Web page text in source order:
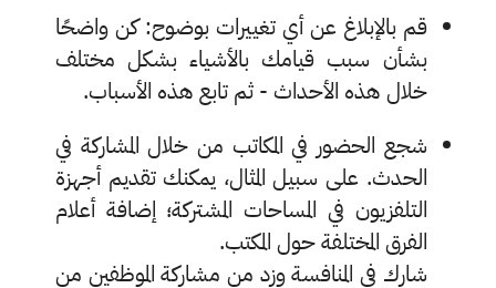
قم بالإبلاغ عن أي تغييرات بوضوح: كن واضحًا
بشأن سبب قيامك بالأشياء بشكل مختلف
خلال هذه الأحداث - ثم تابع هذه الأسباب.
شجع الحضور في المكاتب من خلال المشاركة في
الحدث. على سبيل المثال، يمكنك تقديم أجهزة
التلفزيون في المساحات المشتركة؛ إضافة أعلام
الفرق المختلفة حول المكتب.
شارك في المنافسة وزد من مشاركة الموظفين من